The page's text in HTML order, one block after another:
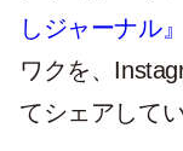
しジャーナル』
ワクを、
てシェアして